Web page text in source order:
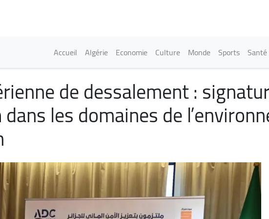
Main navigation
Accueil Algérie Economie Culture Monde Sports Santé
de dessalement :
les domaines de